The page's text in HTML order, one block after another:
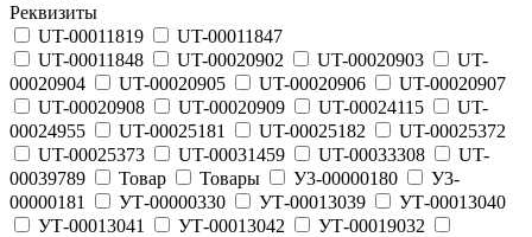
Реквизиты
UT-00011819
UT-00011847
UT-00011848
UT-00020902 UT-00020903
UT-
00020904
UT-00020905 UT-00020906
UT-00020907
UT-00020908
UT-00020909 UT-00024115
UT-
00024955
UT-00025181 UT-00025182
UT-00025372
UT-00025373
UT-00031459 UT-00033308
UT-
00039789
Товар Товары У3-00000180
У3-
00000181
УТ-00000330 УТ-00013039
УТ-00013040
УТ-00013041
УТ-00013042
УТ-00019032